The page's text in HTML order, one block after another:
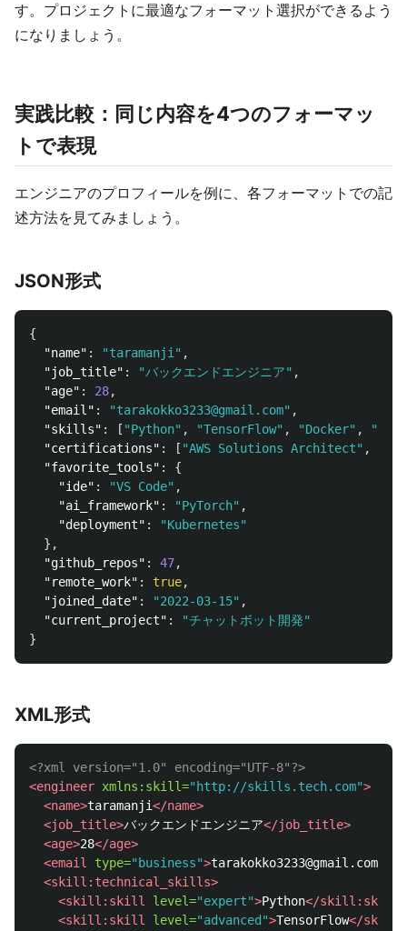
す。プロジェクトに最適なフォーマット選択ができるよう
になりましょう。
実践比較：同じ内容を4つのフォーマッ
トで表現
エンジニアのプロフィールを例に、各フォーマットでの記
述方法を見てみましょう。
JSON形式
{
"name" : "taramanji" ,
"job_title" : "バックエンドエンジニア" ,
"age" : 28,
"email" : "tarakokko3233@gmail.com" ,
"skills" : [ "Python" , "TensorFlow" , "Docker" ,
"AWS"
"certifications" : [ "AWS Solutions Architect" ,
"favorite_tools" :
{
"ide" : "VS Code" ,
"ai_framework" : "PyTorch" ,
"deployment" :
"Kubernetes"
},
"github_repos" : 47,
"remote_work" : true,
"joined_date" : "2022-03-15" ,
"current_project" :
"チャットボット開発"
}
XML形式
<?xml version="1.0" encoding="UTF-8"?>
<engineer xmlns:skill="http://skills.tech.com">
<name>taramanji</name>
<job_title>バックエンドエンジニア</job_title>
<age>28</age>
<email
type="business">tarakokko3233@gmail.com
<skill:technical_skills>
<skill:skill
level="expert">Python</skill:skill>
<skill:skill
level="advanced">TensorFlow</